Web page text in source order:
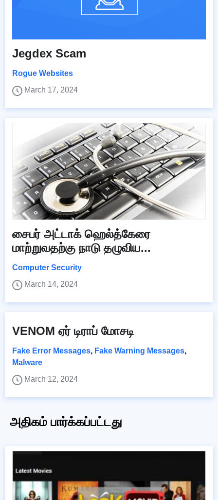
Jegdex Scam
Rogue Websites
March 17, 2024
சைபர் அட்டாக் ஹெல்த்கேரை
மாற்றுவதற்கு நாடு தழுவிய...
Computer Security
March 14, 2024
VENOM ஏர் டிராப் மோசடி
Fake Error Messages, Fake Warning Messages,
Malware
March 12, 2024
அதிகம் பார்க்கப்பட்டது